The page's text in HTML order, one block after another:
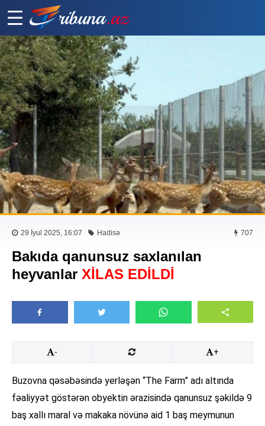
29 İyul 2025, 16:07 Hadisə 707
Bakıda qanunsuz saxlanılan
heyvanlar XİLAS EDİLDİ
- +
Buzovna qəsəbəsində yerləşən “The Farm” adı altında
fəaliyyət göstərən obyektin ərazisində qanunsuz şəkildə 9
baş xallı maral və makaka növünə aid 1 baş meymunun